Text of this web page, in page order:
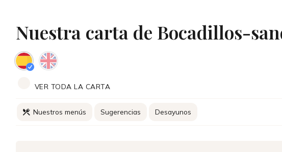
Nuestra carta de Bocadillos-
VER TODA LA CARTA
Nuestros menús Sugerencias Desayunos